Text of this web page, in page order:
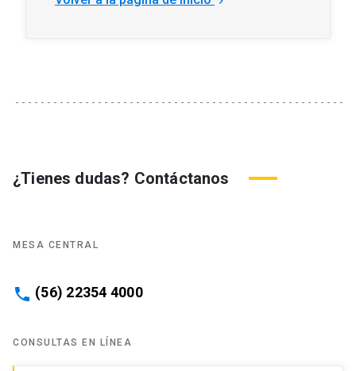
por
¿Tienes dudas? Contáctanos
MESA CENTRAL
phone (56) 22354 4000
CONSULTAS EN LÍNEA